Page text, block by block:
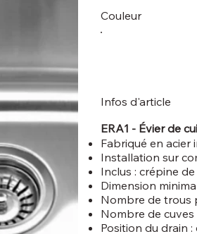
Couleur
Infos d'article
ERA1 - Évier de
Fabriqué en acier
Installation sur
Inclus : crépine de
Dimension
Nombre de trous
Nombre de cuves
Position du drain